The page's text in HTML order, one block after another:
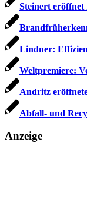
Steinert eröffnet
Lindner:
Weltpremiere:
Andritz
Abfall- und
Anzeige